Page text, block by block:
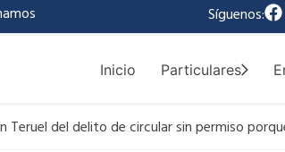
Síguenos: F
a
e
b
o
k
Inicio Particulares
del delito de circular sin permiso